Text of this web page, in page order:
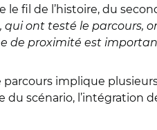
le fil de l’histoire, du
qui ont testé le parcours,
de proximité est
parcours implique
du scénario, l’intégration